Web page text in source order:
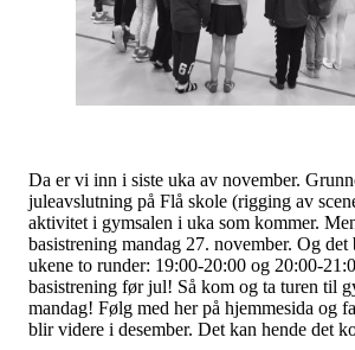
Da er vi inn i siste uka av november.
juleavslutning på Flå skole (rigging av
aktivitet i gymsalen i uka som kommer.
basistrening mandag 27. november. Og
ukene to runder: 19:00-20:00 og 20:00-
basistrening før jul! Så kom og ta turen til
mandag! Følg med her på hjemmesida og
blir videre i desember. Det kan hende det